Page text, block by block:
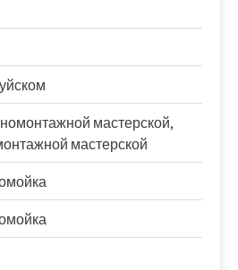
мастерской,
мастерской